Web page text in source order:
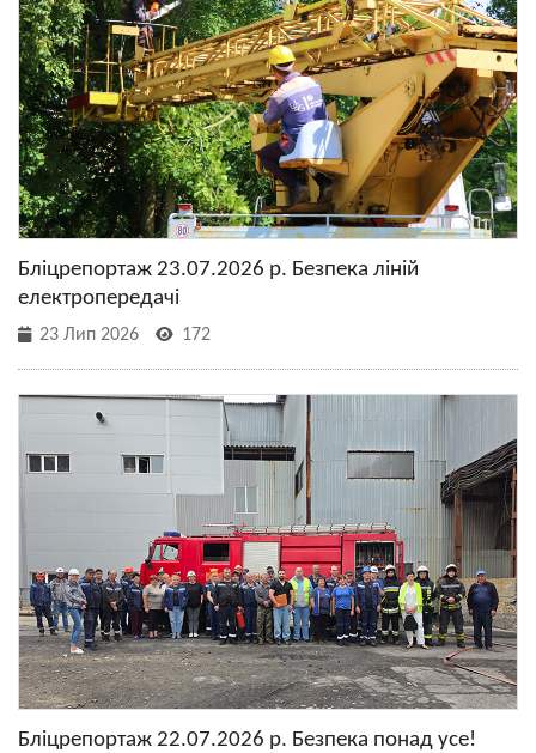
Бліцрепортаж 23.07.2026 р. Безпека ліній
електропередачі
23 Лип 2026 172
Бліцрепортаж 22.07.2026 р. Безпека понад усе!